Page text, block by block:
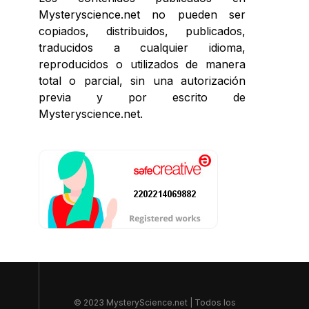
Mysteryscience.net no pueden ser
copiados, distribuidos, publicados,
traducidos a cualquier idioma,
reproducidos o utilizados de manera
total o parcial, sin una autorización
previa y por escrito de
Mysteryscience.net.
© 2023 MysteryScience.net | Todos los